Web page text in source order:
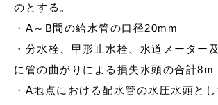
のとする。
・A～B間の給水管の口径20mm
・分水栓、甲形止水栓、水道メーター
に管の曲がりによる損失水頭の合計8m
・A地点における配水管の水圧水頭と